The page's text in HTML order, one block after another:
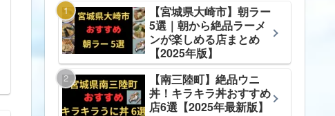
【宮城県大崎市】朝ラー
5選｜朝から絶品ラーメ
ンが楽しめる店まとめ
【2025年版】
【南三陸町】絶品ウニ
丼！キラキラ丼おすすめ
店6選【2025年最新版】